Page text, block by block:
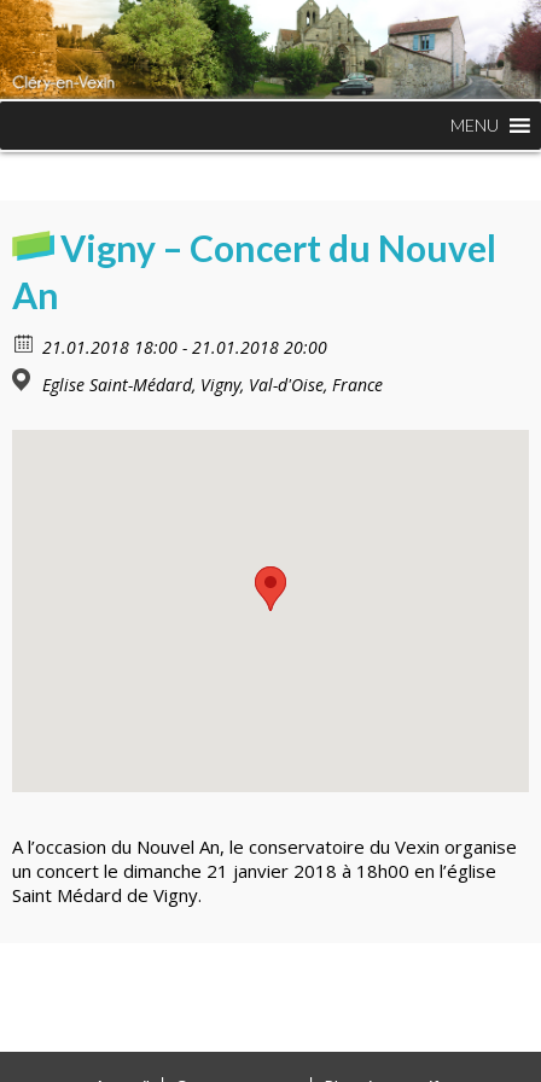
MENU
Vigny – Concert du Nouvel
An
21.01.2018 18:00 - 21.01.2018 20:00
Eglise Saint-Médard, Vigny, Val-d'Oise, France
A l’occasion du Nouvel An, le conservatoire du Vexin organise
un concert le dimanche 21 janvier 2018 à 18h00 en l’église
Saint Médard de Vigny.